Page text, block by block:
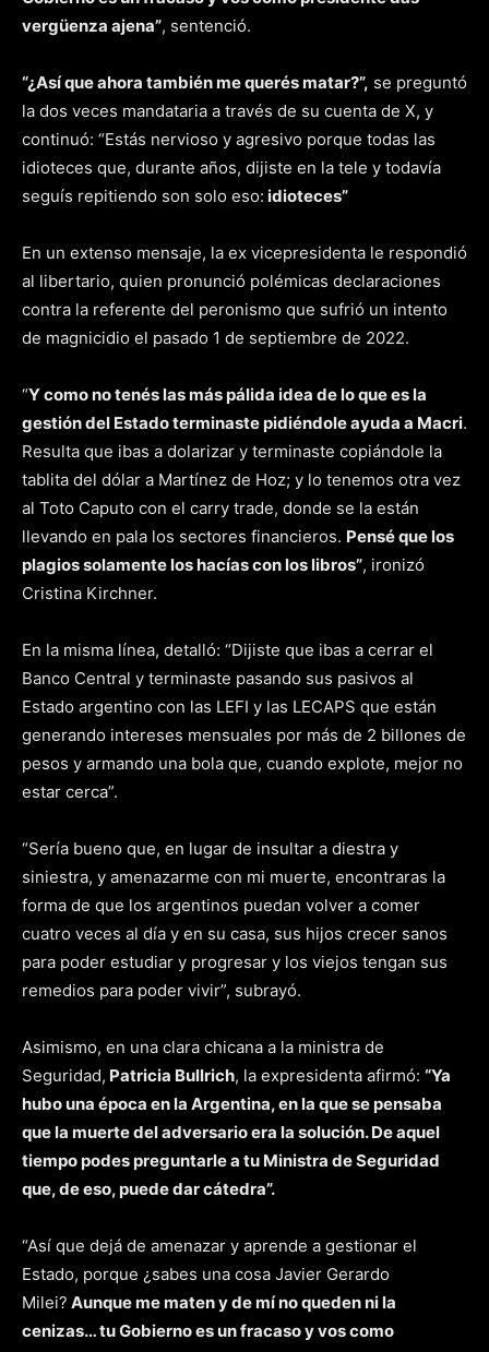
vergüenza ajena”, sentenció.
“¿Así que ahora también me querés matar?”, se preguntó
la dos veces mandataria a través de su cuenta de X, y
continuó: “Estás nervioso y agresivo porque todas las
idioteces que, durante años, dijiste en la tele y todavía
seguís repitiendo son solo eso: idioteces”
En un extenso mensaje, la ex vicepresidenta le respondió
al libertario, quien pronunció polémicas declaraciones
contra la referente del peronismo que sufrió un intento
de magnicidio el pasado 1 de septiembre de 2022.
“Y como no tenés las más pálida idea de lo que es la
gestión del Estado terminaste pidiéndole ayuda a Macri.
Resulta que ibas a dolarizar y terminaste copiándole la
tablita del dólar a Martínez de Hoz; y lo tenemos otra vez
al Toto Caputo con el carry trade, donde se la están
llevando en pala los sectores financieros. Pensé que los
plagios solamente los hacías con los libros”, ironizó
Cristina Kirchner.
En la misma línea, detalló: “Dijiste que ibas a cerrar el
Banco Central y terminaste pasando sus pasivos al
Estado argentino con las LEFI y las LECAPS que están
generando intereses mensuales por más de 2 billones de
pesos y armando una bola que, cuando explote, mejor no
estar cerca”.
“Sería bueno que, en lugar de insultar a diestra y
siniestra, y amenazarme con mi muerte, encontraras la
forma de que los argentinos puedan volver a comer
cuatro veces al día y en su casa, sus hijos crecer sanos
para poder estudiar y progresar y los viejos tengan sus
remedios para poder vivir”, subrayó.
Asimismo, en una clara chicana a la ministra de
Seguridad, Patricia Bullrich, la expresidenta afirmó: “Ya
hubo una época en la Argentina, en la que se pensaba
que la muerte del adversario era la solución. De aquel
tiempo podes preguntarle a tu Ministra de Seguridad
que, de eso, puede dar cátedra”.
“Así que dejá de amenazar y aprende a gestionar el
Estado, porque ¿sabes una cosa Javier Gerardo
Milei? Aunque me maten y de mí no queden ni la
cenizas… tu Gobierno es un fracaso y vos como